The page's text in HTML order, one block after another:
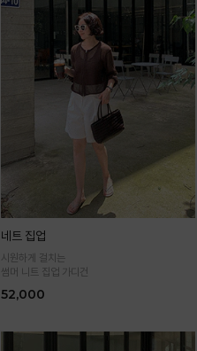
네트 집업
시원하게 걸치는
썸머 니트 집업 가디건
52,000